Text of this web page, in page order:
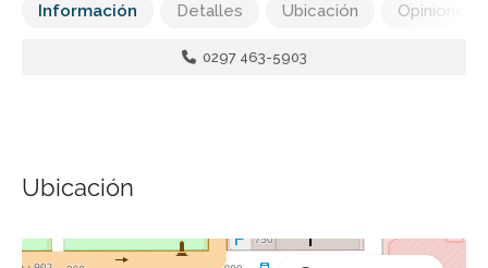
Información Detalles Ubicación Opiniones
0297 463-5903
Ubicación